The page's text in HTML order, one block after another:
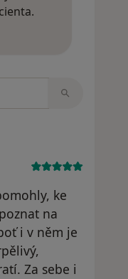
ke
na
i v něm je
Za sebe i